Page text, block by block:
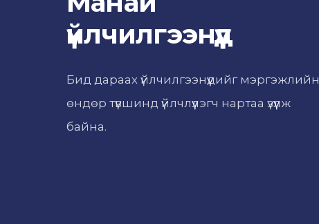
үйлчилгээнүүд
Бид дараах үйлчилгээнүүдийг мэргэжлийн
өндөр түвшинд үйлчлүүлэгч нартаа үзүүлж
байна.